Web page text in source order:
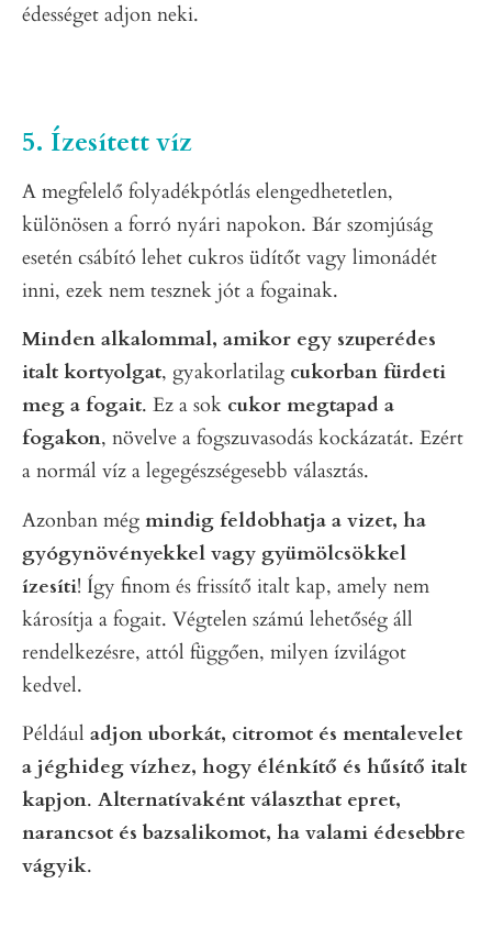
édességet adjon neki.
5. Ízesített víz
A megfelelő folyadékpótlás elengedhetetlen,
különösen a forró nyári napokon. Bár szomjúság
esetén csábító lehet cukros üdítőt vagy limonádét
inni, ezek nem tesznek jót a fogainak.
Minden alkalommal, amikor egy szuperédes
italt kortyolgat, gyakorlatilag cukorban fürdeti
meg a fogait. Ez a sok cukor megtapad a
fogakon, növelve a fogszuvasodás kockázatát. Ezért
a normál víz a legegészségesebb választás.
Azonban még mindig feldobhatja a vizet, ha
gyógynövényekkel vagy gyümölcsökkel
ízesíti! Így finom és frissítő italt kap, amely nem
károsítja a fogait. Végtelen számú lehetőség áll
rendelkezésre, attól függően, milyen ízvilágot
kedvel.
Például adjon uborkát, citromot és mentalevelet
a jéghideg vízhez, hogy élénkítő és hűsítő italt
kapjon. Alternatívaként választhat epret,
narancsot és bazsalikomot, ha valami édesebbre
vágyik.